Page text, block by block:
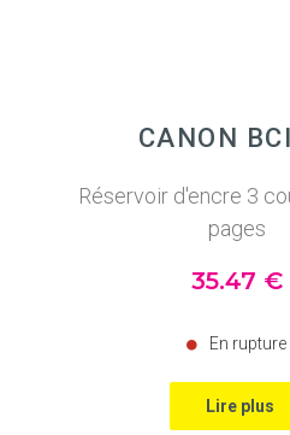
CANON
Réservoir d'encre 3
pages
35.47 €
En rupture